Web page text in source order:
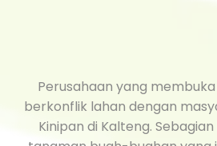
Perusahaan yang
berkonflik lahan dengan
Kinipan di Kalteng.